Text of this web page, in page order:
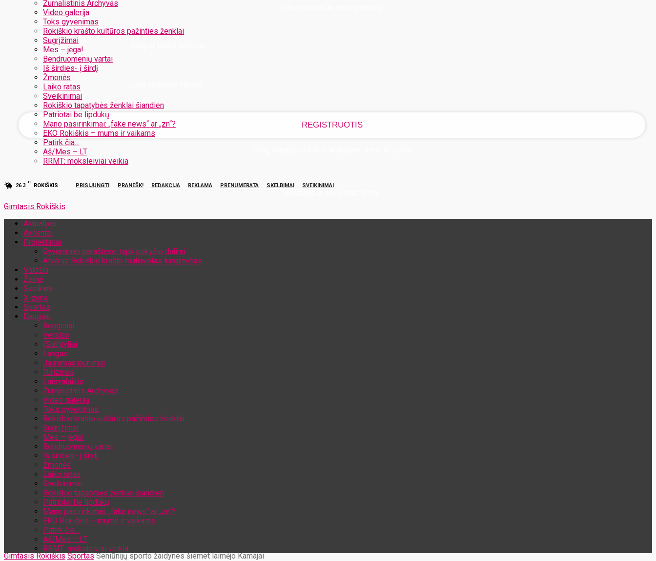
Žurnalistinis Archyvas
Video galerija
Toks gyvenimas
Rokiškio krašto kultūros pažinties ženklai
Sugrįžimai
Mes – jėga!
Bendruomenių vartai
Iš širdies- į širdį
Žmonės
Laiko ratas
Sveikinimai
Rokiškio tapatybės ženklai šiandien
Patriotai be lipdukų
Mano pasirinkimai: „fake news“ ar „zn“?
EKO Rokiškis – mums ir vaikams
Patirk čia…
Aš/Mes – LT
RRMT: moksleiviai veikia
26.3
C
ROKIŠKIS PRISIJUNGTI PRANEŠK! REDAKCIJA REKLAMA PRENUMERATA SKELBIMAI SVEIKINIMAI
Gimtasis Rokiškis
Aktualijos
Akcentai
Projektiniai
Gyvenimas paraštėse: tapk pokyčio dalimi
Atvėrus Rokiškio krašto muliavotas lunginyčias
Valdžia
Žemė
Sveikata
X-zona
Sportas
Daugiau
Renginiai
Verslas
(Sub)tyliai
Langas
Jaunimas jaunimui
Turizmas
Laisvalaikis
Žurnalistinis Archyvas
Video galerija
Toks gyvenimas
Rokiškio krašto kultūros pažinties ženklai
Sugrįžimai
Mes – jėga!
Bendruomenių vartai
Iš širdies- į širdį
Žmonės
Laiko ratas
Sveikinimai
Rokiškio tapatybės ženklai šiandien
Patriotai be lipdukų
Mano pasirinkimai: „fake news“ ar „zn“?
EKO Rokiškis – mums ir vaikams
Patirk čia…
Aš/Mes – LT
RRMT: moksleiviai veikia
Gimtasis Rokiškis Sportas Seniūnijų sporto žaidynes šiemet laimėjo Kamajai